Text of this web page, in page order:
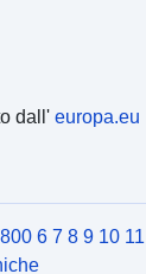
dall' europa.eu
6 7 8 9 10 11